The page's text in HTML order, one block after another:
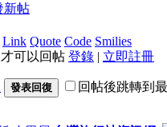
Link Quote Code Smilies
可以回帖 登錄 | 立即註冊
發表回復 回帖後跳轉到